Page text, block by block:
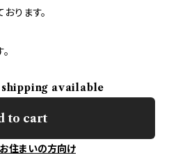
ります。
available
to cart
住まいの方向け